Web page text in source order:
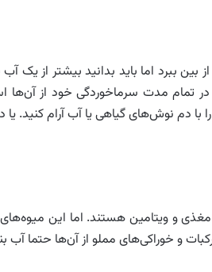
ببرد اما باید بدانید بیشتر از یک
تمام مدت سرماخوردگی خود از آن‌ها
با دم نوش‌های گیاهی یا آب آرام کنید.
مغذی و ویتامین هستند. اما این
و خوراکی‌های مملو از آن‌ها حتما آب